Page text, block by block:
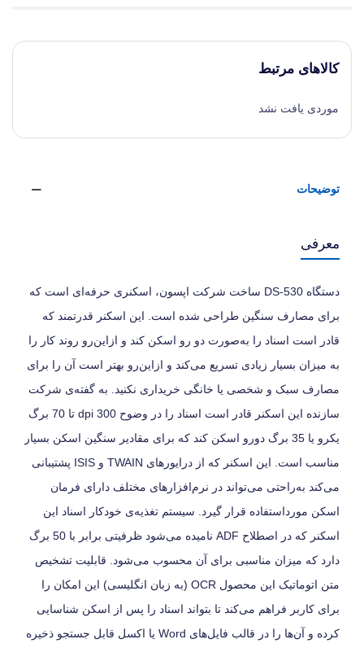
کالاهای مرتبط
موردی یافت نشد
توضیحات
معرفی
دستگاه DS-530 ساخت شرکت اپسون، اسکنری حرفه‌ای است که
برای مصارف سنگین طراحی شده است. این اسکنر قدرتمند که
قادر است اسناد را به‌صورت دو رو اسکن کند و ازاین‌رو روند کار را
به میزان بسیار زیادی تسریع می‌کند و ازاین‌رو بهتر است آن را برای
مصارف سبک و شخصی یا خانگی خریداری نکنید. به گفته‌ی شرکت
سازنده این اسکنر قادر است اسناد را در وضوح 300 dpi تا 70 برگ
یکرو یا 35 برگ دورو اسکن کند که برای مقادیر سنگین اسکن بسیار
مناسب است. این اسکنر که از درایورهای TWAIN و ISIS پشتیبانی
می‌کند به‌راحتی می‌تواند در نرم‌افزارهای مختلف دارای فرمان
اسکن مورداستفاده قرار گیرد. سیستم تغذیه‌ی خودکار اسناد این
اسکنر که در اصطلاح ADF نامیده می‌شود ظرفیتی برابر با 50 برگ
دارد که میزان مناسبی برای آن محسوب می‌شود. قابلیت تشخیص
متن اتوماتیک این محصول OCR (به زبان انگلیسی) این امکان را
برای کاربر فراهم می‌کند تا بتواند اسناد را پس از اسکن شناسایی
کرده و آن‌ها را در قالب فایل‌های Word یا اکسل قابل جستجو ذخیره